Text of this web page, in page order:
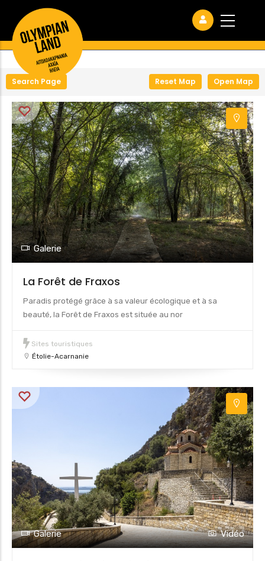
Search Page Reset Map Open Map
Galerie
La Forêt de Fraxos
Paradis protégé grâce à sa valeur écologique et à sa
beauté, la Forêt de Fraxos est située au nor
Sites touristiques
Étolie-Acarnanie
Galerie Vidéo
+
−